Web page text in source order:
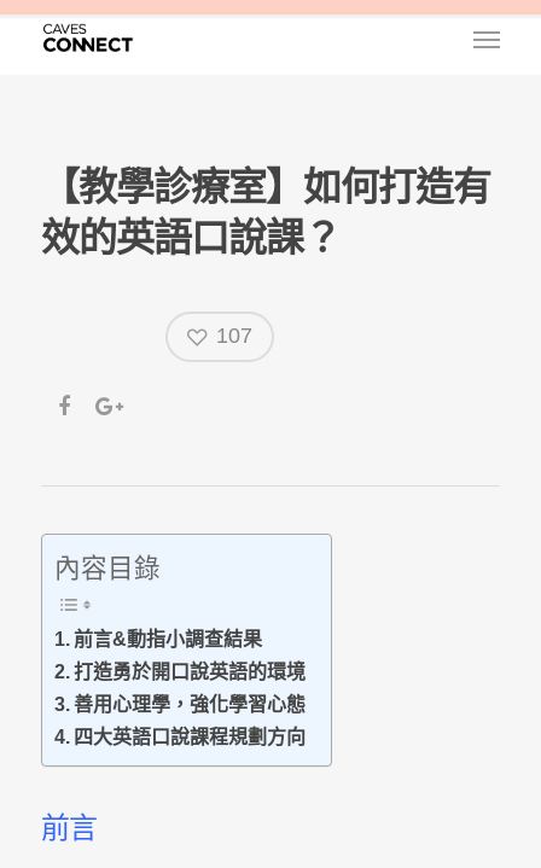
【教學診療室】如何打造有
效的英語口說課？
107
內容目錄
前言&動指小調查結果
打造勇於開口說英語的環境
善用心理學，強化學習心態
四大英語口說課程規劃方向
前言